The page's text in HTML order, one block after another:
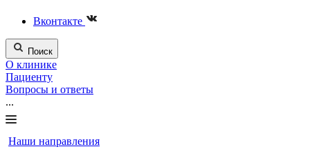
Вконтакте
Поиск
О клинике
Пациенту
Вопросы и ответы
...
Наши направления